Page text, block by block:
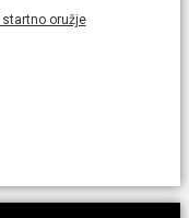
oružje